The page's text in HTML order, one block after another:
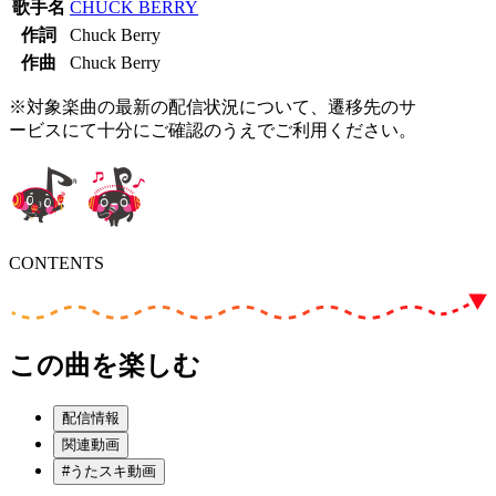
歌手名 CHUCK BERRY
作詞
Chuck Berry
作曲
Chuck Berry
※対象楽曲の最新の配信状況について、遷移先のサ
ービスにて十分にご確認のうえでご利用ください。
CONTENTS
この曲を楽しむ
配信情報
関連動画
#うたスキ動画